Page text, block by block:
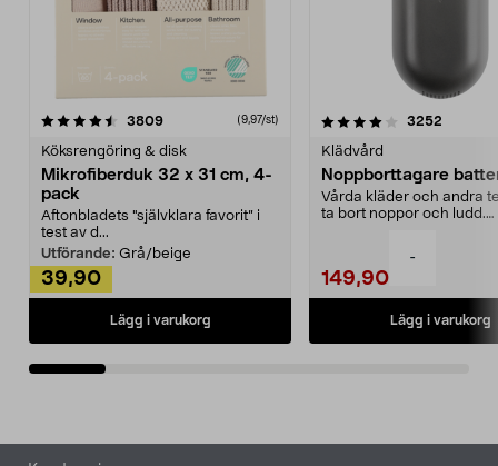
-
3809recensioner (9,97/st)
Köksrengöring & disk
Mikrofiberduk 32 x 31 cm, 4-
pack
Aftonbladets "självklara favorit” i
test av d...
Utförande: Grå/beige
39,90
Lägg i varukorg
4.0av 5 stjärnor 3252
Klädvård
Noppborttagare
Vårda kläder och andra
ta bort noppor och ludd.
149,90
Lägg i varukorg
4.5av 5 stjärnor